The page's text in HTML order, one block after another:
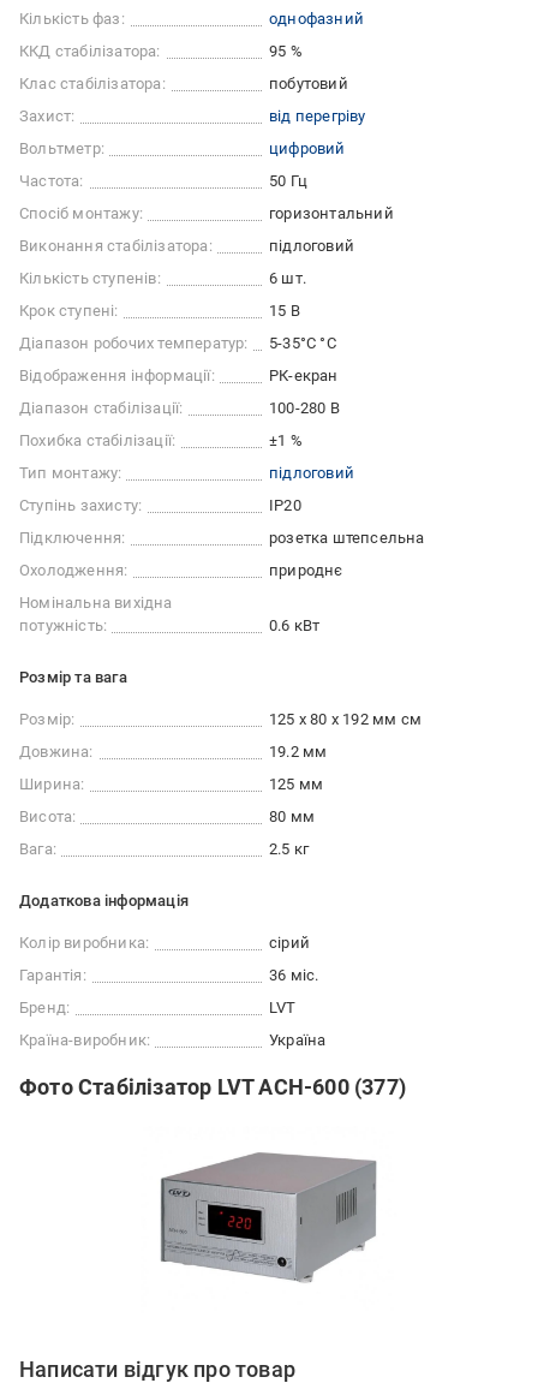
Кількість фаз:
однофазний
ККД стабілізатора:
95 %
Клас стабілізатора:
побутовий
Захист:
від перегріву
Вольтметр:
цифровий
Частота:
50 Гц
Спосіб монтажу:
горизонтальний
Виконання стабілізатора:
підлоговий
Кількість ступенів:
6 шт.
Крок ступені:
15 В
Діапазон робочих температур:
5-35°С °C
Відображення інформації:
РК-екран
Діапазон стабілізації:
100-280 В
Похибка стабілізації:
±1 %
Тип монтажу:
підлоговий
Ступінь захисту:
IP20
Підключення:
розетка штепсельна
Охолодження:
природнє
Номінальна вихідна
потужність:
0.6 кВт
Розмір та вага
Розмір:
125 х 80 х 192 мм см
Довжина:
19.2 мм
Ширина:
125 мм
Висота:
80 мм
Вага:
2.5 кг
Додаткова інформація
Колір виробника:
сірий
Гарантія:
36 міс.
Бренд:
LVT
Країна-виробник:
Україна
Фото Стабілізатор LVT АСН-600 (377)
Написати відгук про товар